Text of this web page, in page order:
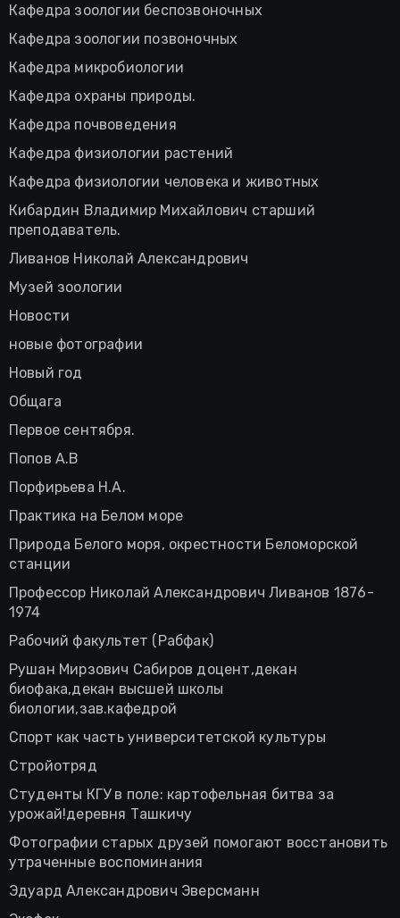
Кафедра зоологии беспозвоночных
Кафедра зоологии позвоночных
Кафедра микробиологии
Кафедра охраны природы.
Кафедра почвоведения
Кафедра физиологии растений
Кафедра физиологии человека и животных
Кибардин Владимир Михайлович старший
преподаватель.
Ливанов Николай Александрович
Музей зоологии
Новости
новые фотографии
Новый год
Общага
Первое сентября.
Попов А.В
Порфирьева Н.А.
Практика на Белом море
Природа Белого моря, окрестности Беломорской
станции
Профессор Николай Александрович Ливанов 1876-
1974
Рабочий факультет (Рабфак)
Рушан Мирзович Сабиров доцент,декан
биофака,декан высшей школы
биологии,зав.кафедрой
Спорт как часть университетской культуры
Стройотряд
Студенты КГУ в поле: картофельная битва за
урожай!деревня Ташкичу
Фотографии старых друзей помогают восстановить
утраченные воспоминания
Эдуард Александрович Эверсманн